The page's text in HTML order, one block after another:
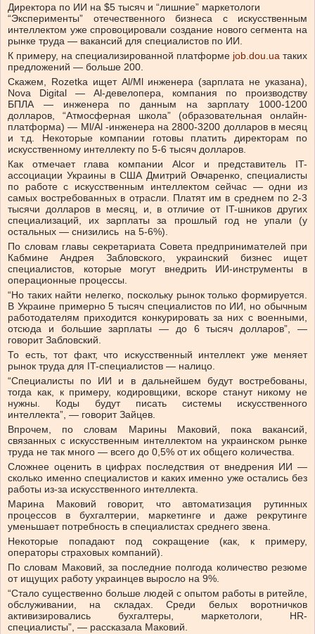
Директора по ИИ на $5 тысяч и “лишние” маркетологи
“Эксперименты” отечественного бизнеса с искусственным
интеллектом уже спровоцировали создание нового сегмента на
рынке труда — вакансий для специалистов по ИИ.
К примеру, на специализированной платформе job.dou.ua таких
предложений — больше 200.
Скажем, Rozetka ищет Al/Ml инженера (зарплата не указана),
Nova Digital — Al-девелопера, компания по производству
БПЛА — инженера по данным на зарплату 1000-1200
долларов, “Атмосферная школа” (образовательная онлайн-
платформа) — Ml/Al -инженера на 2800-3200 долларов в месяц
и т.д. Некоторые компании готовы платить директорам по
искусственному интеллекту по 5-6 тысяч долларов.
Как отмечает глава компании Alcor и представитель IT-
ассоциации Украины в США Дмитрий Овчаренко, специалисты
по работе с искусственным интеллектом сейчас — одни из
самых востребованных в отрасли. Платят им в среднем по 2-3
тысячи долларов в месяц, и, в отличие от IT-шников других
специализаций, их зарплаты за прошлый год не упали (у
остальных — снизились на 5-6%).
По словам главы секретариата Совета предпринимателей при
Кабмине Андрея Забловского, украинский бизнес ищет
специалистов, которые могут внедрить ИИ-инструменты в
операционные процессы.
“Но таких найти нелегко, поскольку рынок только формируется.
В Украине примерно 5 тысяч специалистов по ИИ, но обычным
работодателям приходится конкурировать за них с военными,
отсюда и большие зарплаты — до 6 тысяч долларов”, —
говорит Забловский.
То есть, тот факт, что искусственный интеллект уже меняет
рынок труда для IT-специалистов — налицо.
“Специалисты по ИИ и в дальнейшем будут востребованы,
тогда как, к примеру, кодировщики, вскоре станут никому не
нужны. Коды будут писать системы искусственного
интеллекта”, — говорит Зайцев.
Впрочем, по словам Марины Маковий, пока вакансий,
связанных с искусственным интеллектом на украинском рынке
труда не так много — всего до 0,5% от их общего количества.
Сложнее оценить в цифрах последствия от внедрения ИИ —
сколько именно специалистов и каких именно уже остались без
работы из-за искусственного интеллекта.
Марина Маковий говорит, что автоматизация рутинных
процессов в бухгалтерии, маркетинге и даже рекрутинге
уменьшает потребность в специалистах среднего звена.
Некоторые попадают под сокращение (как, к примеру,
операторы страховых компаний).
По словам Маковий, за последние полгода количество резюме
от ищущих работу украинцев выросло на 9%.
“Стало существенно больше людей с опытом работы в ритейле,
обслуживании, на складах. Среди белых воротничков
активизировались бухгалтеры, маркетологи, HR-
специалисты”, — рассказала Маковий.